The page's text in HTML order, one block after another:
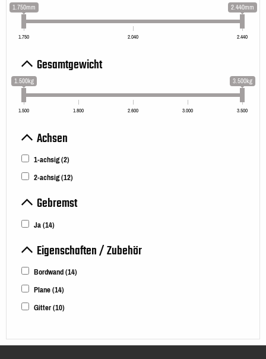
1.750mm 2.440mm
1.750 2.040 2.440
Gesamtgewicht
1.500kg 3.500kg
1.500 1.800 2.600 3.000 3.500
Achsen
1-achsig(2)
2-achsig(12)
Gebremst
Ja(14)
Eigenschaften / Zubehör
Bordwand(14)
Plane(14)
Gitter(10)